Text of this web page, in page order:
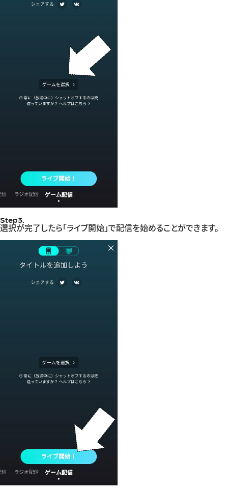
Step3.
選択が完了したら「ライブ開始」で配信を始めることができます。